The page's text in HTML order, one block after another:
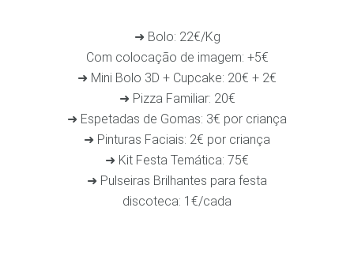
➜ Bolo: 22€/Kg
Com colocação de imagem: +5€
➜ Mini Bolo 3D + Cupcake: 20€ + 2€
➜ Pizza Familiar: 20€
➜ Espetadas de Gomas: 3€ por criança
➜ Pinturas Faciais: 2€ por criança
➜ Kit Festa Temática: 75€
➜ Pulseiras Brilhantes para festa
discoteca: 1€/cada